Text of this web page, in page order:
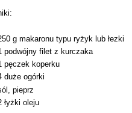
g makaronu typu ryżyk lub łezki
podwójny filet z kurczaka
pęczek koperku
duże ogórki
pieprz
łyżki oleju